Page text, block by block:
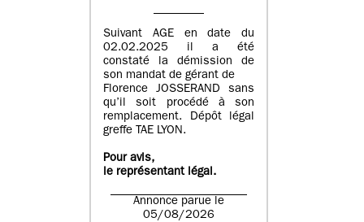
Suivant AGE en date du
02.02.2025 il a été
constaté la démission de
son mandat de gérant de
Florence JOSSERAND sans
qu’il soit procédé à son
remplacement. Dépôt légal
greffe TAE LYON.
Pour avis,
le représentant légal.
Annonce parue le
05/08/2026